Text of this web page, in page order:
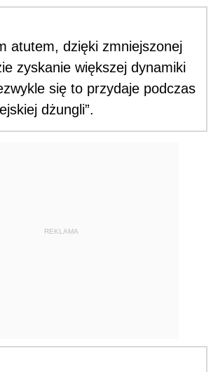
atutem, dzięki zmniejszonej
zyskanie większej dynamiki
się to przydaje podczas
dżungli”.
REKLAMA